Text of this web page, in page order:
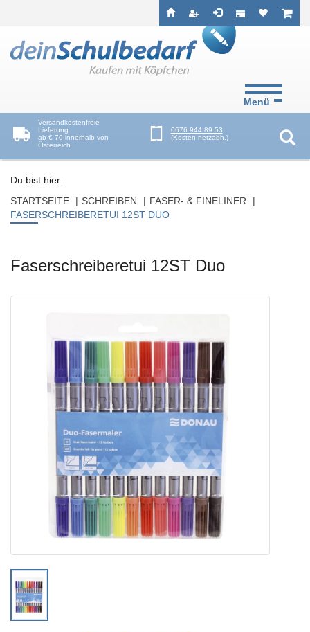
ist leerist
Menü
Versandkostenfreie
Lieferung
ab € 70 innerhalb von
Österreich
0676 944 89 53
(Kosten netzabh.)
Du bist hier:
STARTSEITE
SCHREIBEN
FASER- & FINELINER
FASERSCHREIBERETUI 12ST DUO
Faserschreiberetui 12ST Duo